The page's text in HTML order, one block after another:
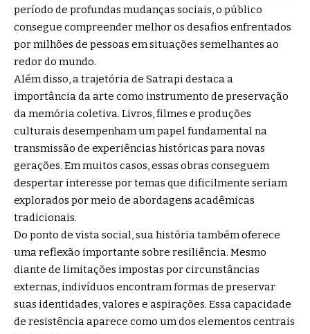
período de profundas mudanças sociais, o público
consegue compreender melhor os desafios enfrentados
por milhões de pessoas em situações semelhantes ao
redor do mundo.
Além disso, a trajetória de Satrapi destaca a
importância da arte como instrumento de preservação
da memória coletiva. Livros, filmes e produções
culturais desempenham um papel fundamental na
transmissão de experiências históricas para novas
gerações. Em muitos casos, essas obras conseguem
despertar interesse por temas que dificilmente seriam
explorados por meio de abordagens acadêmicas
tradicionais.
Do ponto de vista social, sua história também oferece
uma reflexão importante sobre resiliência. Mesmo
diante de limitações impostas por circunstâncias
externas, indivíduos encontram formas de preservar
suas identidades, valores e aspirações. Essa capacidade
de resistência aparece como um dos elementos centrais